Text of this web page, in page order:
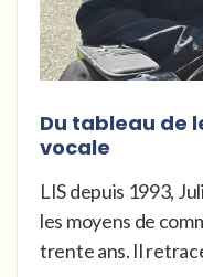
Du tableau de
vocale
LIS depuis 1993,
les moyens de
trente ans. Il